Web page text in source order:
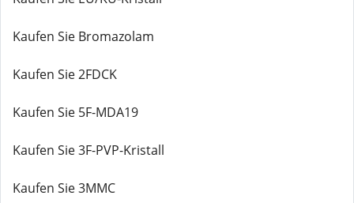
Kaufen Sie Bromazolam
Kaufen Sie 2FDCK
Kaufen Sie 5F-MDA19
Kaufen Sie 3F-PVP-Kristall
Kaufen Sie 3MMC